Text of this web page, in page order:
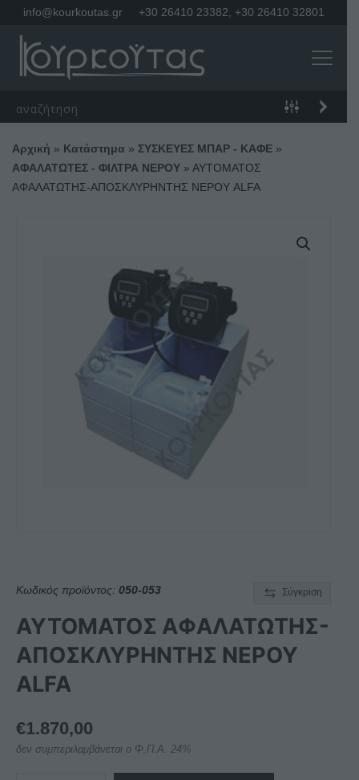
info@kourkoutas.gr +30 26410 23382 +30 26410 32801
Αρχική » Κατάστημα » ΣΥΣΚΕΥΕΣ ΜΠΑΡ - ΚΑΦΕ »
ΑΦΑΛΑΤΩΤΕΣ - ΦΙΛΤΡΑ ΝΕΡΟΥ » ΑΥΤΟΜΑΤΟΣ
ΑΦΑΛΑΤΩΤΗΣ-ΑΠΟΣΚΛΥΡΗΝΤΗΣ ΝΕΡΟΥ ALFA
Κωδικός προϊόντος: 050-053 Σύγκριση
ΑΥΤΟΜΑΤΟΣ ΑΦΑΛΑΤΩΤΗΣ-
ΑΠΟΣΚΛΥΡΗΝΤΗΣ ΝΕΡΟΥ
ALFA
€1.870,00
δεν συμπεριλαμβάνεται ο Φ.Π.Α. 24%